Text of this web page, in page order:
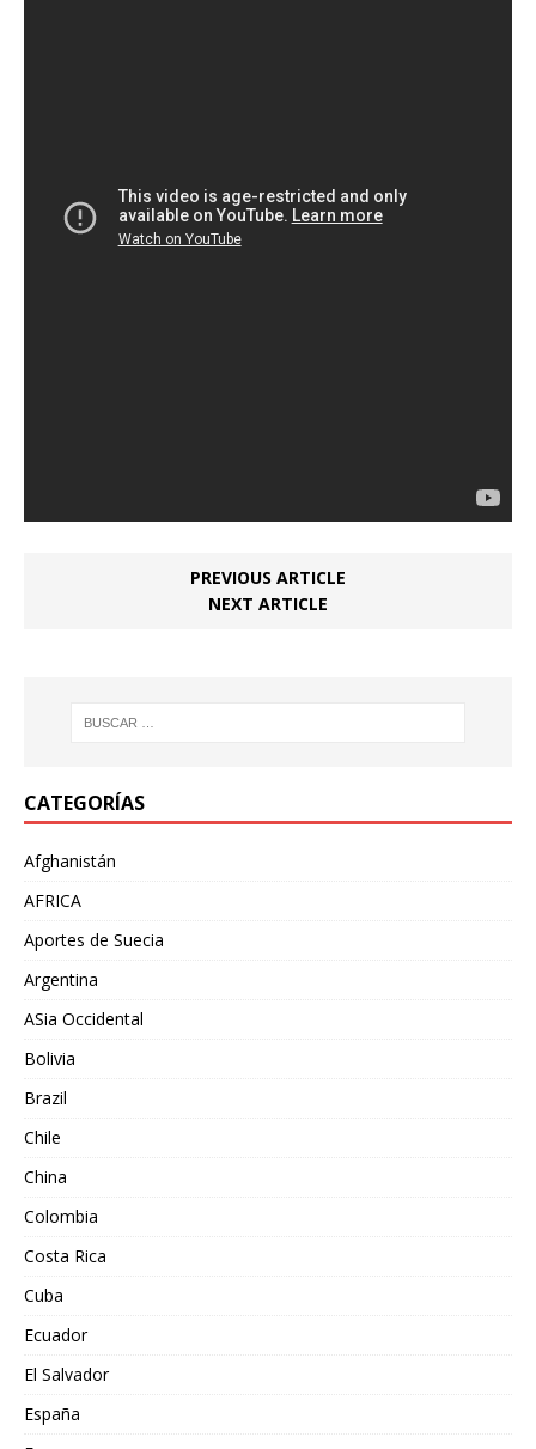
PREVIOUS ARTICLE
NEXT ARTICLE
CATEGORÍAS
Afghanistán
AFRICA
Aportes de Suecia
Argentina
ASia Occidental
Bolivia
Brazil
Chile
China
Colombia
Costa Rica
Cuba
Ecuador
El Salvador
España